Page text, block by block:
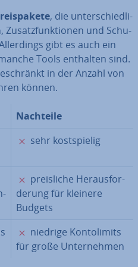
, die un­ter­schied­li­
Zu­satz­funk­tio­nen und Schu­
gibt es auch ein
Tools enthalten sind.
in der Anzahl von
können.
Nachteile
✗
sehr kost­spie­lig
✗
preis­li­che Her­aus­for­
de­rung für kleinere
Budgets
✗
niedrige Kon­to­li­mits
für große Un­ter­neh­men